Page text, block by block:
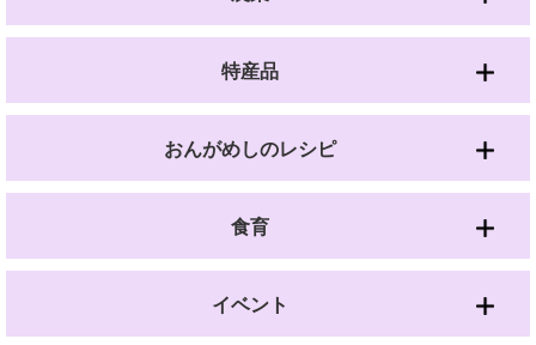
特産品
おんがめしのレシピ
食育
イベント